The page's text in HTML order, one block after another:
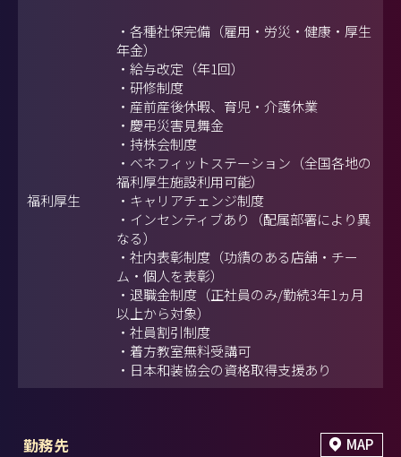
福利厚生
・各種社保完備（雇用・労災・健康・厚生
年金）
・給与改定（年1回）
・研修制度
・産前産後休暇、育児・介護休業
・慶弔災害見舞金
・持株会制度
・ベネフィットステーション（全国各地の
福利厚生施設利用可能）
・キャリアチェンジ制度
・インセンティブあり（配属部署により異
なる）
・社内表彰制度（功績のある店舗・チー
ム・個人を表彰）
・退職金制度（正社員のみ/勤続3年1ヵ月
以上から対象）
・社員割引制度
・着方教室無料受講可
・日本和装協会の資格取得支援あり
勤務先 MAP